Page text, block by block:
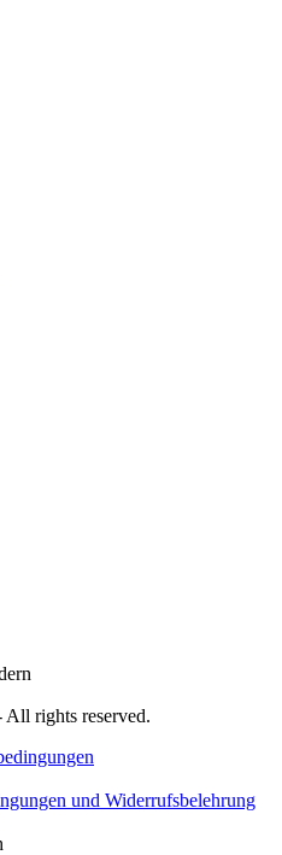
All rights reserved.
und Widerrufsbelehrung